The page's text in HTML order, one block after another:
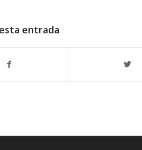
entrada